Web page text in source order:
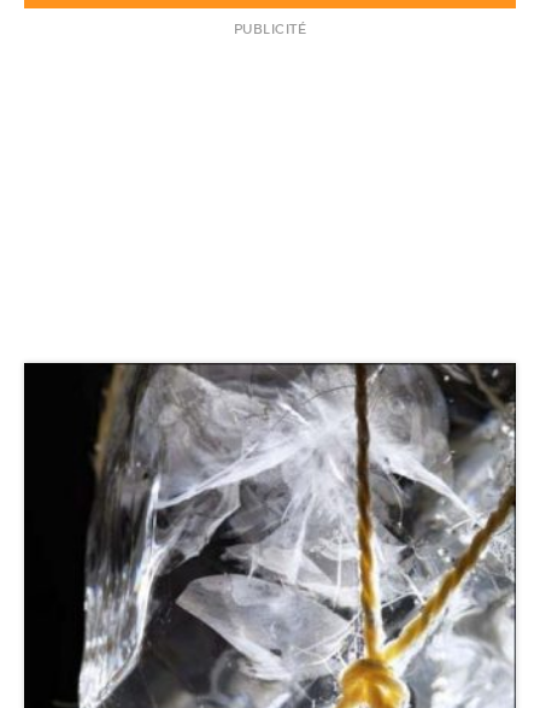
PUBLICITÉ